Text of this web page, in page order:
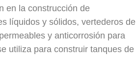
en la construcción de
líquidos y sólidos, vertederos de
y anticorrosión para
utiliza para construir tanques de